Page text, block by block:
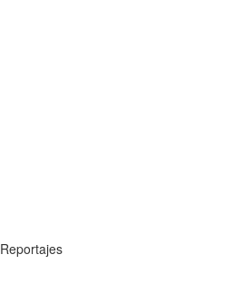
Reportajes